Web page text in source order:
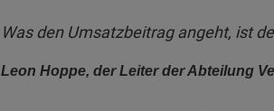
Was den Umsatzbeitrag angeht, ist
Leon Hoppe, der Leiter der Abteilung